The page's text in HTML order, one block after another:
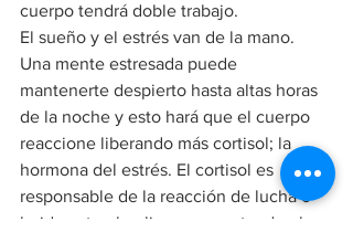
cuerpo tendrá doble trabajo.
El sueño y el estrés van de la mano.
Una mente estresada puede
mantenerte despierto hasta altas horas
de la noche y esto hará que el cuerpo
reaccione liberando más cortisol; la
hormona del estrés. El cortisol es
responsable de la reacción de lucha o
huida ante el peligro, aumentando el